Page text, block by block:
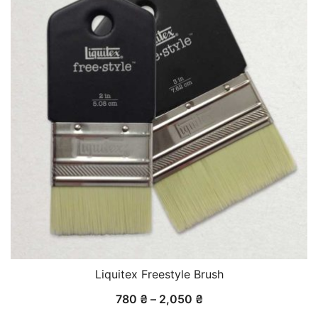
Liquitex Freestyle Brush
780 ₴ – 2,050 ₴Діапазон